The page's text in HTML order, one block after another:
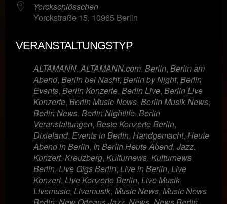
Yorckschlösschen
Yorckstraße 15, 10965 Berlin
VERANSTALTUNGSTYP
ALTAMANN,ALTAMANN.com, Berlin, Berlin am
Abend, Berlin bei Nacht, Berlin by Night, Berlin
Events, Berlin Konzerte, Berlin Live, Berlin Live
Konzerte, Berlin Music News, Berlin Musik News,
Berlin News, Berlin Nightlife, Berlin
Veranstaltungen, Beste Konzerte Berlin,
Dixieland, Events in Berlin, Handgemacht, Heute
Abend in Berlin, In Berlin Heute Abend, Jazz,
Konzert, Kreuzberg, Kulturnews, Kulturnews
Berlin, Live Gigs Berlin, Live in Berlin, Live
Konzert, Live Konzerte Berlin, Live Musik,
Livemusic, Livemusik, Music News, Music News